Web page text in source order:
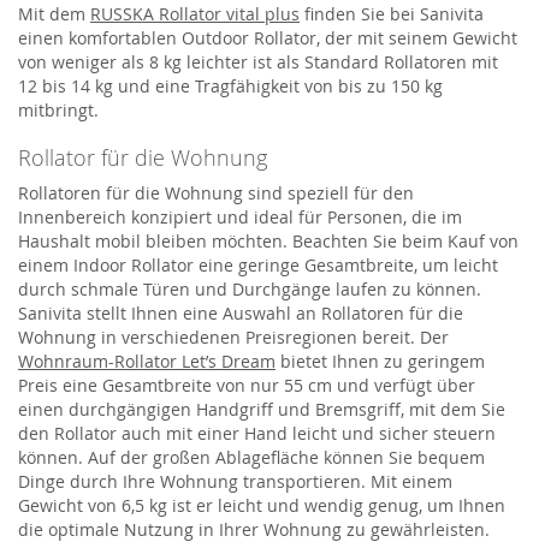
Mit dem RUSSKA Rollator vital plus finden Sie bei Sanivita
einen komfortablen Outdoor Rollator, der mit seinem Gewicht
von weniger als 8 kg leichter ist als Standard Rollatoren mit
12 bis 14 kg und eine Tragfähigkeit von bis zu 150 kg
mitbringt.
Rollator für die Wohnung
Rollatoren für die Wohnung sind speziell für den
Innenbereich konzipiert und ideal für Personen, die im
Haushalt mobil bleiben möchten. Beachten Sie beim Kauf von
einem Indoor Rollator eine geringe Gesamtbreite, um leicht
durch schmale Türen und Durchgänge laufen zu können.
Sanivita stellt Ihnen eine Auswahl an Rollatoren für die
Wohnung in verschiedenen Preisregionen bereit. Der
Wohnraum-Rollator Let’s Dream bietet Ihnen zu geringem
Preis eine Gesamtbreite von nur 55 cm und verfügt über
einen durchgängigen Handgriff und Bremsgriff, mit dem Sie
den Rollator auch mit einer Hand leicht und sicher steuern
können. Auf der großen Ablagefläche können Sie bequem
Dinge durch Ihre Wohnung transportieren. Mit einem
Gewicht von 6,5 kg ist er leicht und wendig genug, um Ihnen
die optimale Nutzung in Ihrer Wohnung zu gewährleisten.